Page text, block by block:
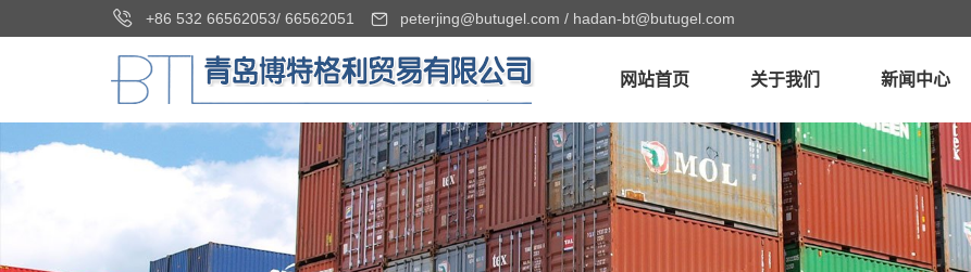
+86 532 66562053/ 66562051 peterjing@butugel.com / hadan-bt@butugel.com
网站首页 关于我们 新闻中心